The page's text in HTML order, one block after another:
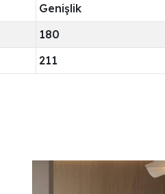
Genişlik
180
211